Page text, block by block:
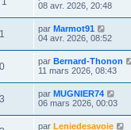
08 avr. 2026, 20:48
par Marmot91
04 avr. 2026, 08:52
par Bernard-Thonon
11 mars 2026, 08:43
par MUGNIER74
06 mars 2026, 00:03
par Leniedesavoie